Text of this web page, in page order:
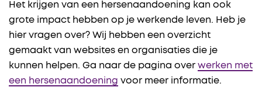
Het krijgen van een hersenaandoening kan ook
grote impact hebben op je werkende leven. Heb je
hier vragen over? Wij hebben een overzicht
gemaakt van websites en organisaties die je
kunnen helpen. Ga naar de pagina over werken met
een hersenaandoening voor meer informatie.